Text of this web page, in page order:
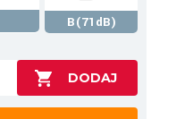
B(71dB)